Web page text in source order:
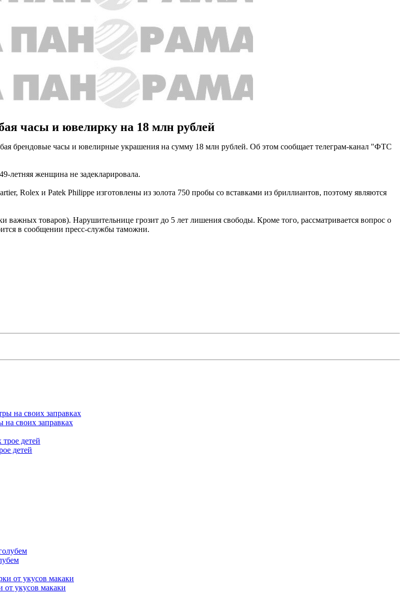
часы и ювелирку на 18 млн рублей
брендовые часы и ювелирные украшения на сумму 18 млн рублей. Об этом сообщает телеграм-канал "ФТС
летняя женщина не задекларировала.
Rolex и Patek Philippe изготовлены из золота 750 пробы со вставками из бриллиантов, поэтому являются
важных товаров). Нарушительнице грозит до 5 лет лишения свободы. Кроме того, рассматривается вопрос о
в сообщении пресс-службы таможни.
на своих заправках
детей
от укусов макаки